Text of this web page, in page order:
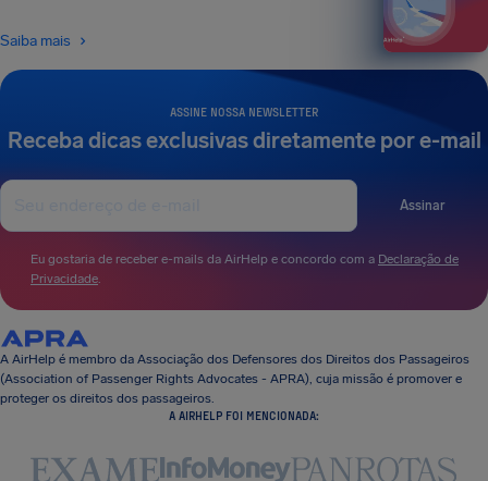
ASSINE NOSSA NEWSLETTER
Receba dicas exclusivas diretamente por e-mail
Assinar
Eu gostaria de receber e-mails da AirHelp e concordo com a Declaração de
Privacidade.
Saiba mais
A AirHelp é membro da Associação dos Defensores dos Direitos dos Passageiros
(Association of Passenger Rights Advocates - APRA), cuja missão é promover e
proteger os direitos dos passageiros.
A AIRHELP FOI MENCIONADA: